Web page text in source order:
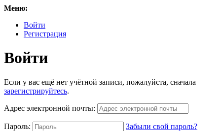
Меню:
Войти
Регистрация
Войти
Если у вас ещё нет учётной записи, пожалуйста, сначала
зарегистрируйтесь.
Адрес электронной почты:
Пароль: Забыли свой пароль?